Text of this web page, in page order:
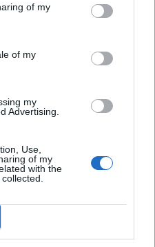
of my
of my
my
Advertising.
Use,
of my
with the
Nastja
Anže Oprešnik, Metod
Šibanc, Val
(maanjkata Nuša
trenerjem iskreno